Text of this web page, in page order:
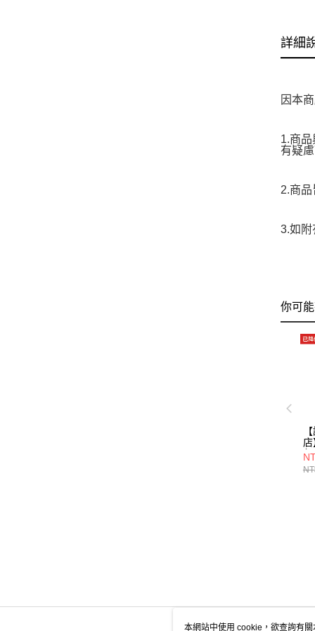
詳細
因本
1.商
有疑
2.商
3.如附
你可
包
本網站中使用 cookie，欲查詢有